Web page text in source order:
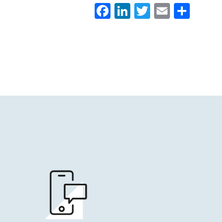
Facebook
LinkedIn
Twitter
Email